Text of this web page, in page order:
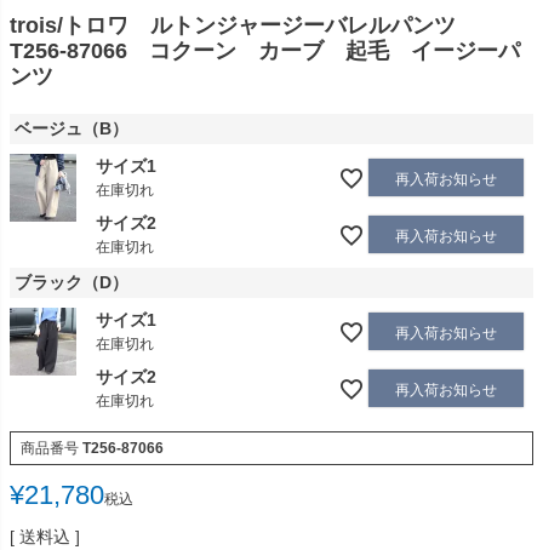
trois/トロワ ルトンジャージーバレルパンツ
T256-87066 コクーン カーブ 起毛 イージーパ
ンツ
ベージュ（B）
サイズ1
在庫切れ
再入荷お知らせ
サイズ2
在庫切れ
再入荷お知らせ
ブラック（D）
サイズ1
在庫切れ
再入荷お知らせ
サイズ2
在庫切れ
再入荷お知らせ
商品番号 T256-87066
¥21,780税込
送料込